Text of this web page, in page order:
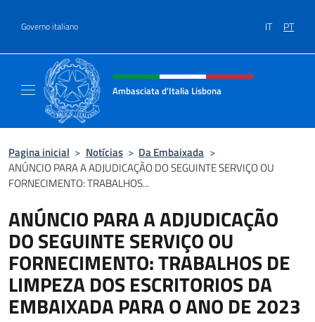
Governo italiano IT PT
Site, social e cabeçalho do menu
Ambasciata d'Italia Lisbona
Pagina inicial > Notícias > Da Embaixada >
ANÚNCIO PARA A ADJUDICAÇÃO DO SEGUINTE SERVIÇO OU
FORNECIMENTO: TRABALHOS...
ANÚNCIO PARA A ADJUDICAÇÃO
DO SEGUINTE SERVIÇO OU
FORNECIMENTO: TRABALHOS DE
LIMPEZA DOS ESCRITORIOS DA
EMBAIXADA PARA O ANO DE 2023